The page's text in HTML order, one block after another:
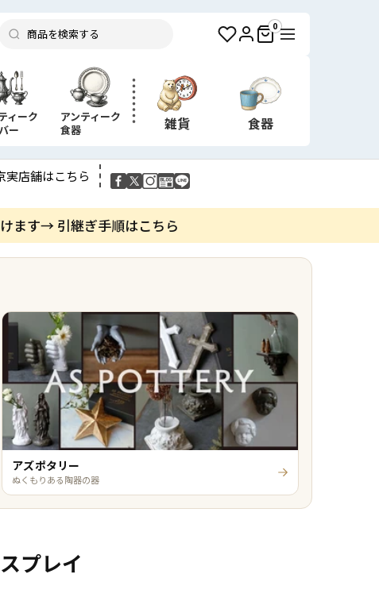
0
ィーク
ー
アンティーク
食器
雑貨 食器
実店舗はこちら
ます→ 引継ぎ手順はこちら
アズポタリー
ぬくもりある陶器の器
プレイ